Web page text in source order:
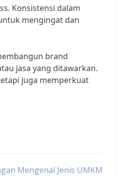
Konsistensi dalam
mengingat dan
brand
jasa yang ditawarkan.
juga memperkuat
Mengenal Jenis UMKM